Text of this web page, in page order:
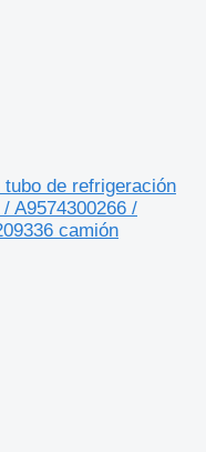
de refrigeración
A9574300266 /
camión